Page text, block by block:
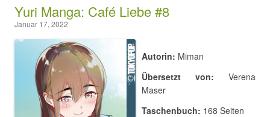
Yuri Manga: Café Liebe #8
Januar 17, 2022
Autorin: Miman
Übersetzt von: Verena
Maser
Taschenbuch: 168 Seiten